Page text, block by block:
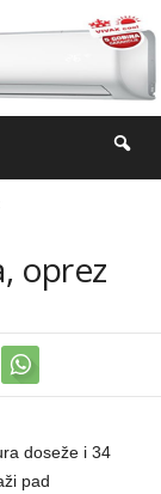
oprez
doseže i 34
pad